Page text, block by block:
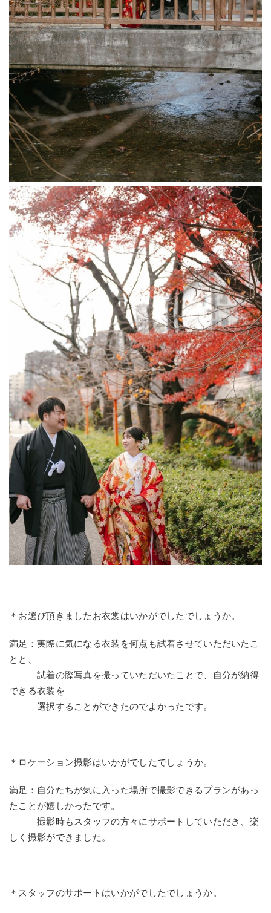
＊お選び頂きましたお衣裳はいかがでしたでしょうか。
満足：実際に気になる衣装を何点も試着させていただいたこ
とと、
試着の際写真を撮っていただいたことで、自分が納得
できる衣装を
選択することができたのでよかったです。
＊ロケーション撮影はいかがでしたでしょうか。
満足：自分たちが気に入った場所で撮影できるプランがあっ
たことが嬉しかったです。
撮影時もスタッフの方々にサポートしていただき、楽
しく撮影ができました。
＊スタッフのサポートはいかがでしたでしょうか。